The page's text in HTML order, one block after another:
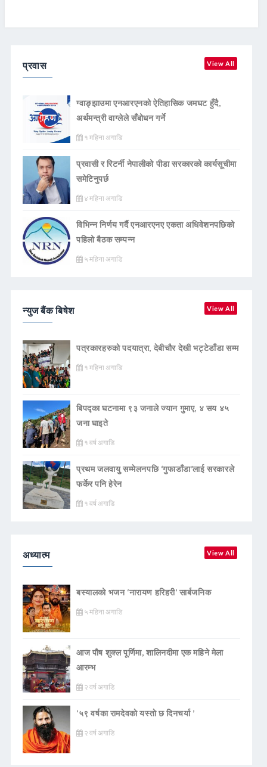
प्रवास View All
ग्वाङ्झाउमा एनआरएनको ऐतिहासिक जमघट हुँदै,
अर्थमन्त्री वाग्लेले सँबोधन गर्ने
१ महिना अगाडि
प्रवासी र रिटर्नी नेपालीको पीडा सरकारको कार्यसूचीमा
समेटिनुपर्छ
४ महिना अगाडि
विभिन्न निर्णय गर्दै एनआरएनए एकता अधिवेशनपछिको
पहिलो बैठक सम्पन्न
५ महिना अगाडि
न्युज बैंक बिषेश View All
पत्रकारहरुको पदयात्रा, देबीचौर देखी भट्टेडाँडा सम्म
१ महिना अगाडि
बिपद्का घटनामा ९३ जनाले ज्यान गुमाए, ४ सय ४५
जना घाइते
१ वर्ष अगाडि
प्रथम जलवायु सम्मेलनपछि ‘गुफाडाँडा’लाई सरकारले
फर्केर पनि हेरेन
१ वर्ष अगाडि
अध्यात्म View All
बस्यालको भजन ‘नारायण हरिहरी’ सार्बजनिक
५ महिना अगाडि
आज पौष शुक्ल पूर्णिमा, शालिनदीमा एक महिने मेला
आरम्भ
२ वर्ष अगाडि
‘५९ वर्षका रामदेवकाे यस्ताे छ दिनचर्या ’
२ वर्ष अगाडि